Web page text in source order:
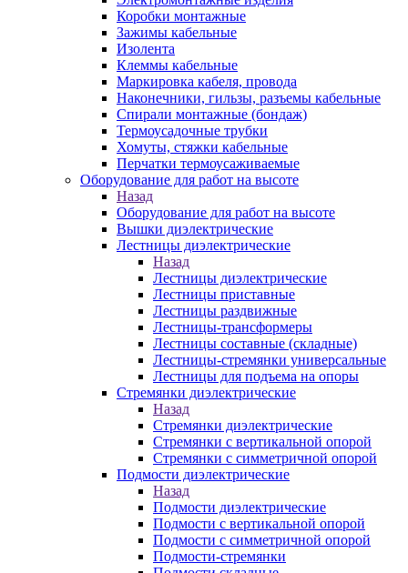
Коробки монтажные
Зажимы кабельные
Изолента
Клеммы кабельные
Маркировка кабеля, провода
Наконечники, гильзы, разъемы кабельные
Спирали монтажные (бондаж)
Термоусадочные трубки
Хомуты, стяжки кабельные
Перчатки термоусаживаемые
Оборудование для работ на высоте
Назад
Оборудование для работ на высоте
Вышки диэлектрические
Лестницы диэлектрические
Назад
Лестницы диэлектрические
Лестницы приставные
Лестницы раздвижные
Лестницы-трансформеры
Лестницы составные (складные)
Лестницы-стремянки универсальные
Лестницы для подъема на опоры
Стремянки диэлектрические
Назад
Стремянки диэлектрические
Стремянки с вертикальной опорой
Стремянки с симметричной опорой
Подмости диэлектрические
Назад
Подмости диэлектрические
Подмости с вертикальной опорой
Подмости с симметричной опорой
Подмости-стремянки